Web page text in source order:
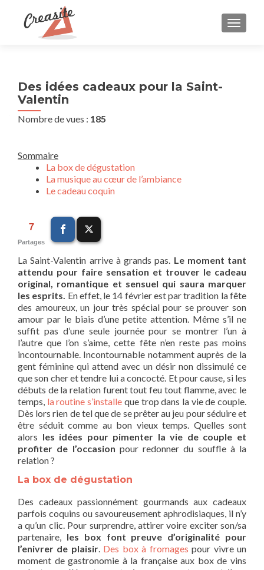
Des idées cadeaux pour la Saint-
Valentin
Nombre de vues : 185
Sommaire
La box de dégustation
La musique au cœur de l’ambiance
Le cadeau coquin
7
Partages
La Saint-Valentin arrive à grands pas. Le moment tant
attendu pour faire sensation et trouver le cadeau
original, romantique et sensuel qui saura marquer
les esprits. En effet, le 14 février est par tradition la fête
des amoureux, un jour très spécial pour se prouver son
amour par le biais d’une petite attention. Même s’il ne
suffit pas d’une seule journée pour se montrer l’un à
l’autre que l’on s’aime, cette fête n’en reste pas moins
incontournable. Incontournable notamment auprès de la
gent féminine qui attend avec un désir non dissimulé ce
que son cher et tendre lui a concocté. Et pour cause, si les
débuts de la relation furent tout feu tout flamme, avec le
temps, la routine s’installe que trop dans la vie de couple.
Dès lors rien de tel que de se prêter au jeu pour séduire et
être séduit comme au bon vieux temps. Quelles sont
alors les idées pour pimenter la vie de couple et
profiter de l’occasion pour redonner du souffle à la
relation ?
La box de dégustation
Des cadeaux passionnément gourmands aux cadeaux
parfois coquins ou savoureusement aphrodisiaques, il n’y
a qu’un clic. Pour surprendre, attirer voire exciter son/sa
partenaire, les box font preuve d’originalité pour
l’enivrer de plaisir. Des box à fromages pour vivre un
moment de gastronomie à la française aux box de vins